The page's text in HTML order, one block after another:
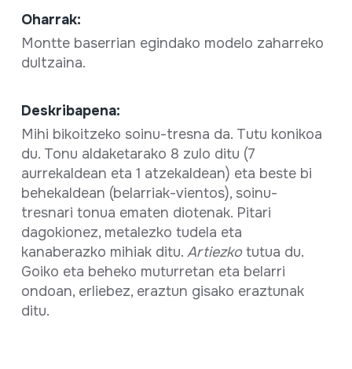
Oharrak:
Montte baserrian egindako modelo zaharreko
dultzaina.
Deskribapena:
Mihi bikoitzeko soinu-tresna da. Tutu konikoa
du. Tonu aldaketarako 8 zulo ditu (7
aurrekaldean eta 1 atzekaldean) eta beste bi
behekaldean (belarriak-vientos), soinu-
tresnari tonua ematen diotenak. Pitari
dagokionez, metalezko tudela eta
kanaberazko mihiak ditu. Artiezkotutua du.
Goiko eta beheko muturretan eta belarri
ondoan, erliebez, eraztun gisako eraztunak
ditu.